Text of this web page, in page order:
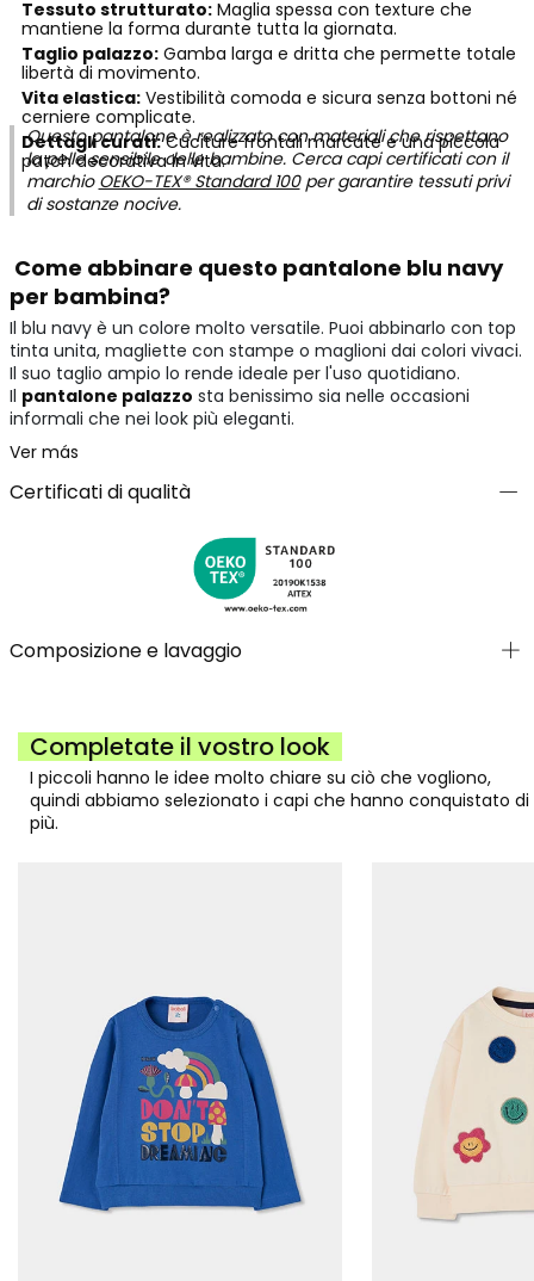
Tessuto strutturato:Maglia spessa con texture che
mantiene la forma durante tutta la giornata.
Taglio palazzo:Gamba larga e dritta che permette totale
libertà di movimento.
Vita elastica:Vestibilità comoda e sicura senza bottoni né
cerniere complicate.
Dettagli curati:Cuciture frontali marcate e una piccola
patch decorativa in vita.
Questo pantalone è realizzato con materiali che rispettano
la pelle sensibile delle bambine. Cerca capi certificati con il
marchio OEKO-TEX® Standard 100per garantire tessuti privi
di sostanze nocive.
Come abbinare questo pantalone blu navy
per bambina?
Il blu navy è un colore molto versatile. Puoi abbinarlo con top
tinta unita, magliette con stampe o maglioni dai colori vivaci.
Il suo taglio ampio lo rende ideale per l'uso quotidiano.
Il pantalone palazzo sta benissimo sia nelle occasioni
informali che nei look più eleganti.
Ver más
Certificati di qualità
Composizione e lavaggio
Completate il vostro look
I piccoli hanno le idee molto chiare su ciò che vogliono,
quindi abbiamo selezionato i capi che hanno conquistato di
più.